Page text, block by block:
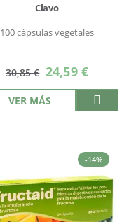
Clavo
100 cápsulas vegetales
30,85 € Precio
especial
24,59 €
VER MÁS
-14%